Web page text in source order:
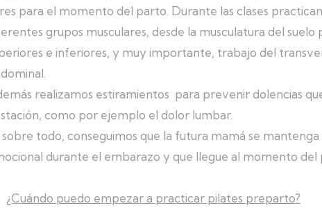
para el momento del parto. Durante las clases
grupos musculares, desde la musculatura del
e inferiores, y muy importante, trabajo del
realizamos estiramientos para prevenir dolencias
como por ejemplo el dolor lumbar.
sobre todo, conseguimos que la futura mamá se
durante el embarazo y que llegue al momento del
¿Cuándo puedo empezar a practicar pilates preparto?